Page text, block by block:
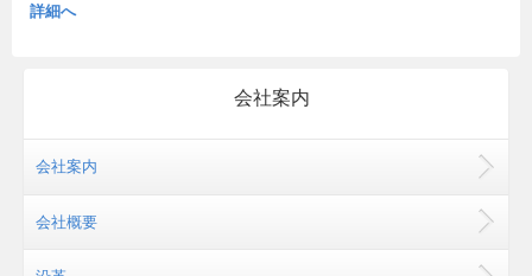
詳細へ
会社案内
会社案内
会社概要